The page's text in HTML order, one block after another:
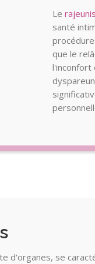
Le
santé
que le
l'inconfort
d'organes, se